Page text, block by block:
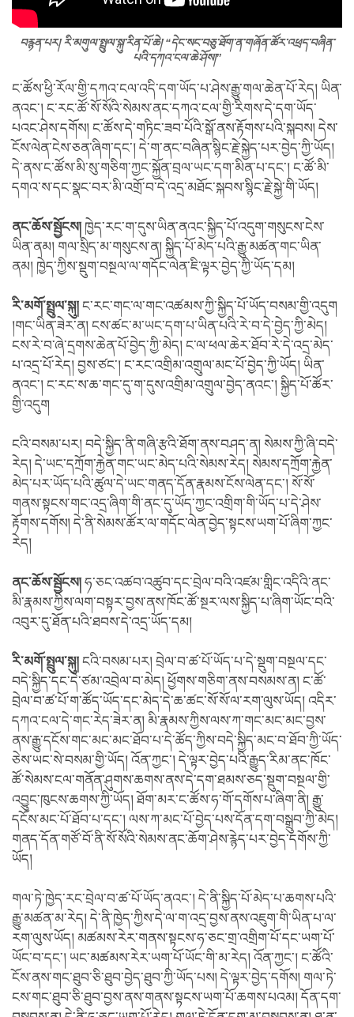
བརྙན་པར།རི་མགུལ་སྤྲུལ་སྐུ་རིན་པོ་ཆེ། “དེང་སང་བཅུ་ཐོག་ན་གཞོན་ཚོར་འཕྲད་བཞིན་
པའི་དཀའ་ངལ་ཆེ་ཤོས།”
ང་ཚོས་ཕྱི་རོལ་གྱི་དཀའ་ངལ་འདི་དག་ཡོད་པ་ཤེས་རྒྱུ་གལ་ཆེན་པོ་རེད། ཡིན་
ནའང་། ང་རང་ཚོ་སོ་སོའི་སེམས་ནང་དཀའ་ངལ་གྱི་རིགས་དེ་དག་ཡོད་
པའང་ཤེས་དགོས། ང་ཚོས་དེ་གཏིང་ཟབ་པོའི་སྒོ་ནས་རྟོགས་པའི་སྐབས། དེས་
ངོས་ལེན་ངེས་ཅན་ཞིག་དང་། དེ་ག་ནང་བཞིན་སྙིང་རྗེ་སྐྱེད་པར་བྱེད་ཀྱི་ཡོད།
དེ་ནས་ང་ཚོས་མི་སུ་གཅིག་ཀྱང་སྐྱོན་བྲལ་ཡང་དག་མིན་པ་དང་། ང་ཚོ་མི་
དགའ་ས་དང་སྣང་བར་མི་འགྲོ་བ་དེ་འདྲ་མཐོང་སྐབས་སྙིང་རྗེ་སྐྱེ་གི་ཡོད།
ནང་ཆོས་སྦྱོངས། ཁྱེད་རང་ག་དུས་ཡིན་ནའང་སྐྱིད་པོ་འདུག་གསུངས་ངེས་
ཡིན་ནམ། གལ་སྲིད་མ་གསུངས་ན། སྐྱིད་པོ་མེད་པའི་རྒྱུ་མཚན་གང་ཡིན་
ནམ། ཁྱེད་ཀྱིས་སྡུག་བསྔལ་ལ་གདོང་ལེན་ཇི་ལྟར་བྱེད་ཀྱི་ཡོད་དམ།
རི་མགོ་སྤྲུལ་སྐུ། ང་རང་གང་ལ་གང་འཚམས་ཀྱི་སྐྱིད་པོ་ཡོད་བསམ་གྱི་འདུག
།གང་ཡིན་ཟེར་ན། ངས་ཚང་མ་ཡང་དག་པ་ཡིན་པའི་རེ་བ་དེ་བྱེད་ཀྱི་མེད།
ངས་རེ་བ་ཞེ་དྲགས་ཆེན་པོ་བྱེད་ཀྱི་མེད། ང་ལ་ཕལ་ཆེར་ཐོབ་རེ་དེ་འདྲ་མེད་
པ་འདྲ་པོ་རེད། བྱས་ཙང་། ང་རང་འགྲིམ་འགྲུལ་མང་པོ་བྱེད་ཀྱི་ཡོད། ཡིན་
ནའང་། ང་རང་ས་ཆ་གང་དུ་ག་དུས་འགྲིམ་འགྲུལ་བྱེད་ནའང་། སྐྱིད་པོ་ཚོར་
གྱི་འདུག
ངའི་བསམ་པར། བདེ་སྐྱིད་ནི་གཞི་རྩའི་ཐོག་ནས་བཤད་ན། སེམས་ཀྱི་ཞི་བདེ་
རེད། དེ་ཡང་དཀྲོག་རྐྱེན་གང་ཡང་མེད་པའི་སེམས་རེད། སེམས་དཀྲོག་རྐྱེན་
མེད་པར་ཡོད་པའི་ཚུལ་དེ་ཡང་གནད་དོན་རྣམས་ངོས་ལེན་དང་། སོ་སོ་
གནས་སྟངས་གང་འདྲ་ཞིག་གི་ནང་དུ་ཡོད་ཀྱང་འགྲིག་གི་ཡོད་པ་དེ་ཤེས་
རྟོགས་དགོས། དེ་ནི་སེམས་ཚོར་ལ་གདོང་ལེན་བྱེད་སྟངས་ཡག་པོ་ཞིག་ཀྱང་
རེད།
ནང་ཆོས་སྦྱོངས། ཧ་ཅང་འཚབ་འཚུབ་དང་བྲེལ་བའི་འཛམ་གླིང་འདིའི་ནང་
མི་རྣམས་ཀྱིས་ལག་བསྟར་བྱས་ནས་ཁོང་ཚོ་སྔར་ལས་སྐྱིད་པ་ཞིག་ཡོང་བའི་
འབུར་དུ་ཐོན་པའི་ཐབས་དེ་འདྲ་ཡོད་དམ།
རི་མགོ་སྤྲུལ་སྐུ། ངའི་བསམ་པར། བྲེལ་བ་ཚ་པོ་ཡོད་པ་དེ་སྡུག་བསྔལ་དང་
བདེ་སྐྱིད་དང་དེ་ཙམ་འབྲེལ་བ་མེད། ཕྱོགས་གཅིག་ནས་བསམས་ན། ང་ཚོ་
བྲེལ་བ་ཚ་པོ་ག་ཚོད་ཡོད་དང་མེད་དེ་ཆ་ཚང་སོ་སོ་ལ་རག་ལུས་ཡོད། འདིར་
དཀའ་ངལ་དེ་གང་རེད་ཟེར་ན། མི་རྣམས་ཀྱིས་ལས་ཀ་གང་མང་མང་བྱས་
ནས་རྒྱུ་དངོས་གང་མང་མང་ཐོབ་པ་དེ་ཚོད་ཀྱིས་བདེ་སྐྱིད་མང་བ་ཐོབ་ཀྱི་ཡོད་
ཅེས་ཡང་སེ་བསམ་གྱི་ཡོད། འོན་ཀྱང་། དེ་ལྟར་བྱེད་པའི་རྒྱུད་རིམ་ནང་ཁོང་
ཚོ་སེམས་ངལ་གནོན་ཤུགས་ཆགས་ནས་དེ་དག་ཐམས་ཅད་སྡུག་བསྔལ་གྱི་
འབྱུང་ཁུངས་ཆགས་ཀྱི་ཡོད། ཐོག་མར་ང་ཚོས་ཧ་གོ་དགོས་པ་ཞིག་ནི། རྒྱུ་
དངོས་མང་པོ་ཐོབ་པ་དང་། ལས་ཀ་མང་པོ་བྱེད་པས་དོན་དག་བསྒྲུབ་ཀྱི་མེད།
གནད་དོན་གཙོ་བོ་ནི་སོ་སོའི་སེམས་ནང་ཆོག་ཤེས་རྙེད་པར་བྱེད་དགོས་ཀྱི་
ཡོད།
གལ་ཏེ་ཁྱེད་རང་བྲེལ་བ་ཚ་པོ་ཡོད་ནའང་། དེ་ནི་སྐྱིད་པོ་མེད་པ་ཆགས་པའི་
རྒྱུ་མཚན་མ་རེད། དེ་ནི་ཁྱེད་ཀྱིས་དེ་ལ་ག་འདྲ་བྱས་ནས་འཇུག་གི་ཡིན་པ་ལ་
རག་ལུས་ཡོད། མཚམས་རེར་གནས་སྟངས་ཧ་ཅང་གྲ་འགྲིག་པོ་དང་ཡག་པོ་
ཡོང་བ་དང་། ཡང་མཚམས་རེར་ཡག་པོ་ཡོང་གི་མ་རེད། འོན་ཀྱང་། ང་ཚོའི་
ངོས་ནས་གང་ཐུབ་ཅི་ཐུབ་བྱེད་ཐུབ་ཀྱི་ཡོད་པས། དེ་ལྟར་བྱེད་དགོས། གལ་ཏེ་
ངས་གང་ཐུབ་ཅི་ཐུབ་བྱས་ནས་གནས་སྟངས་ཡག་པོ་ཆགས་པའམ། དོན་དག་